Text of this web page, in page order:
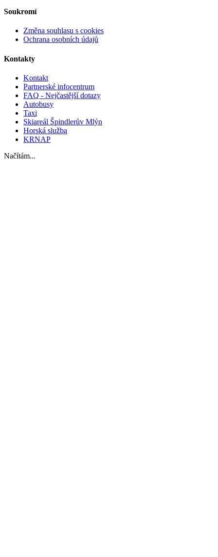
Soukromí
Změna souhlasu s cookies
Ochrana osobních údajů
Kontakty
Kontakt
Partnerské infocentrum
FAQ - Nejčastější dotazy
Autobusy
Taxi
Skiareál Špindlerův Mlýn
Horská služba
KRNAP
Načítám...